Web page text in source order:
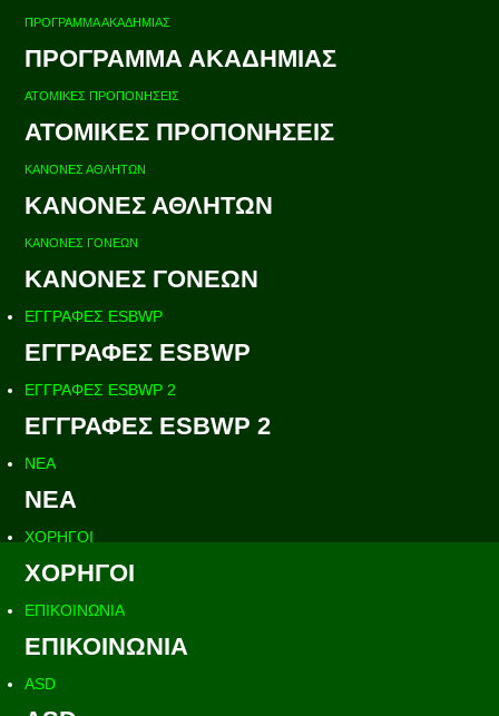
ΠΡΟΓΡΑΜΜΑ ΑΚΑΔΗΜΙΑΣ
ΠΡΟΓΡΑΜΜΑ ΑΚΑΔΗΜΙΑΣ
ΑΤΟΜΙΚΕΣ ΠΡΟΠΟΝΗΣΕΙΣ
ΑΤΟΜΙΚΕΣ ΠΡΟΠΟΝΗΣΕΙΣ
ΚΑΝΟΝΕΣ ΑΘΛΗΤΩΝ
ΚΑΝΟΝΕΣ ΑΘΛΗΤΩΝ
ΚΑΝΟΝΕΣ ΓΟΝΕΩΝ
ΚΑΝΟΝΕΣ ΓΟΝΕΩΝ
ΕΓΓΡΑΦΕΣ ESBWP
ΕΓΓΡΑΦΕΣ ESBWP
ΕΓΓΡΑΦΕΣ ESBWP 2
ΕΓΓΡΑΦΕΣ ESBWP 2
ΝΕΑ
ΝΕΑ
ΧΟΡΗΓΟΙ
ΧΟΡΗΓΟΙ
ΕΠΙΚΟΙΝΩΝΙΑ
ΕΠΙΚΟΙΝΩΝΙΑ
ASD